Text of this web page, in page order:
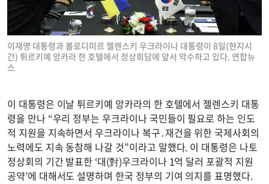
이재명 대통령과 볼로디미르 젤렌스키 우크라이나 대통령이 8일(현지시
간) 튀르키예 앙카라 한 호텔에서 정상회담에 앞서 악수하고 있다. 연합뉴
스
이 대통령은 이날 튀르키예 앙카라의 한 호텔에서 젤렌스키 대통
령을 만나 “우리 정부는 우크라이나 국민들이 필요로 하는 인도
적 지원을 지속하면서 우크라이나 복구․재건을 위한 국제사회의
노력에도 지속 동참해 나갈 것”이라고 말했다. 이 대통령은 나토
정상회의 기간 발표한 ‘대(對)우크라이나 1억 달러 포괄적 지원
공약’에 대해서도 설명하며 한국 정부의 기여 의지를 표명했다.